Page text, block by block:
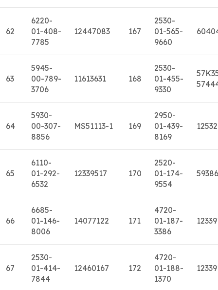
62
6220-
01-408-
7785
12447083 167
2530-
01-565-
9660
63
5945-
00-789-
3706
11613631 168
2530-
01-455-
9330
64
5930-
00-307-
8856
MS51113-1 169
2950-
01-439-
8169
65
6110-
01-292-
6532
12339517 170
2520-
01-174-
9554
66
6685-
01-146-
8006
14077122 171
4720-
01-187-
3386
67
2530-
01-414-
7844
12460167 172
4720-
01-188-
1370